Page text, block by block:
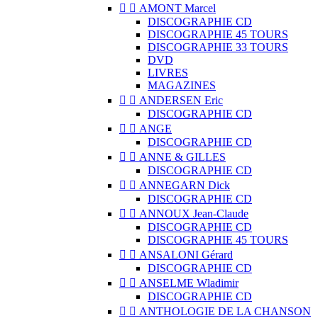
  AMONT Marcel
DISCOGRAPHIE CD
DISCOGRAPHIE 45 TOURS
DISCOGRAPHIE 33 TOURS
DVD
LIVRES
MAGAZINES
  ANDERSEN Eric
DISCOGRAPHIE CD
  ANGE
DISCOGRAPHIE CD
  ANNE & GILLES
DISCOGRAPHIE CD
  ANNEGARN Dick
DISCOGRAPHIE CD
  ANNOUX Jean-Claude
DISCOGRAPHIE CD
DISCOGRAPHIE 45 TOURS
  ANSALONI Gérard
DISCOGRAPHIE CD
  ANSELME Wladimir
DISCOGRAPHIE CD
  ANTHOLOGIE DE LA CHANSON